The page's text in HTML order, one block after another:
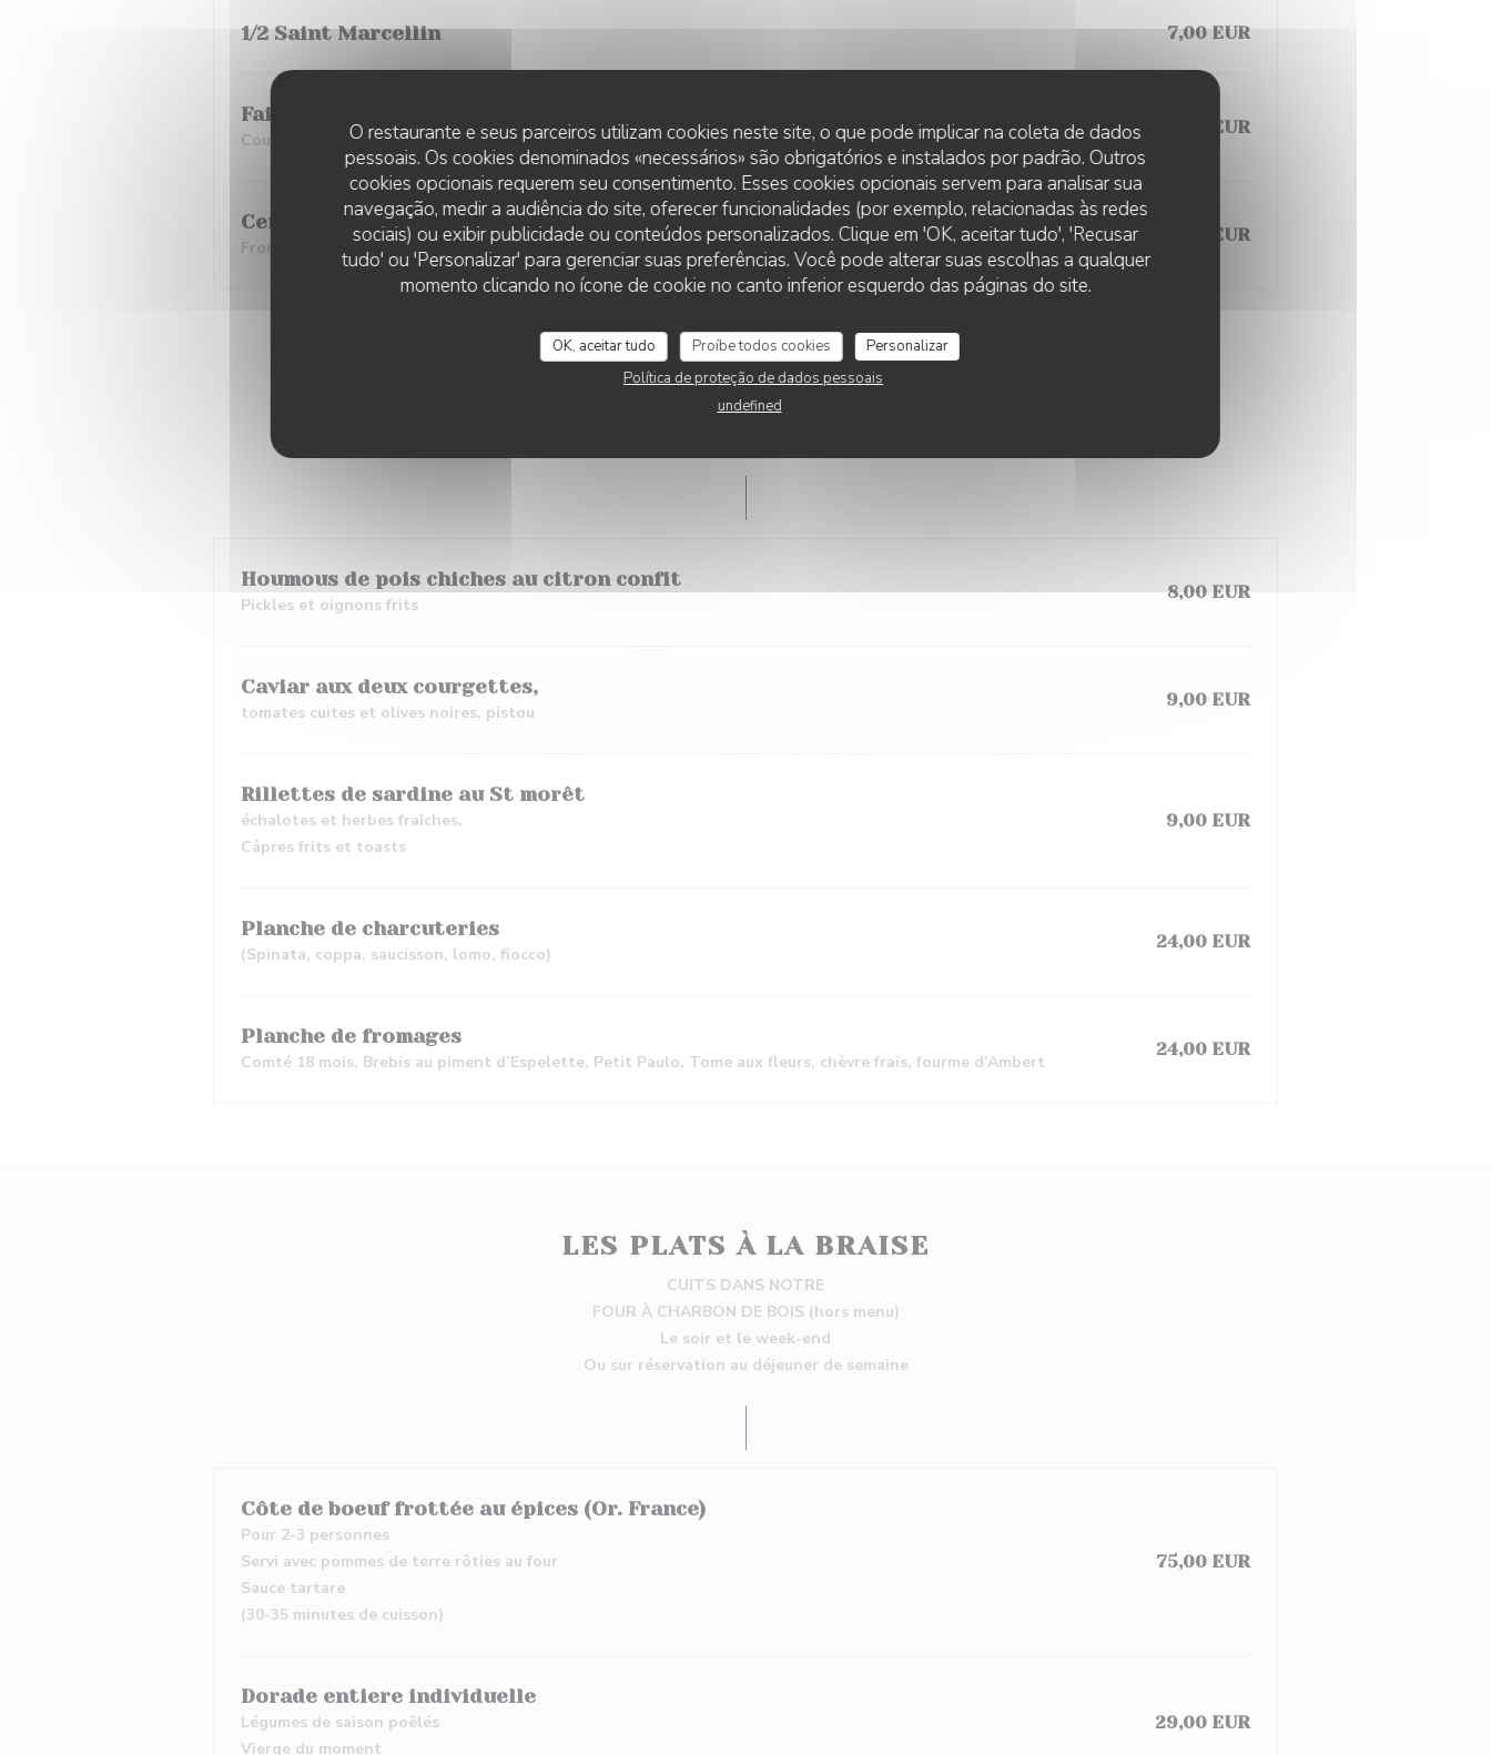
O restaurante e seus parceiros utilizam cookies neste site, o que pode implicar na coleta de dados
pessoais. Os cookies denominados «necessários» são obrigatórios e instalados por padrão. Outros
cookies opcionais requerem seu consentimento. Esses cookies opcionais servem para analisar sua
navegação, medir a audiência do site, oferecer funcionalidades (por exemplo, relacionadas às redes
sociais) ou exibir publicidade ou conteúdos personalizados. Clique em 'OK, aceitar tudo', 'Recusar
tudo' ou 'Personalizar' para gerenciar suas preferências. Você pode alterar suas escolhas a qualquer
momento clicando no ícone de cookie no canto inferior esquerdo das páginas do site.
OK, aceitar tudo Proíbe todos cookies
Personalizar
Política de proteção de dados pessoais
undefined
1/2 Saint Marcellin 7,00 EUR
Faisselle
Coulis de fruits rouges, miel ou crème
7,00 EUR
Cervelle de canuts
Fromage blanc battu, chèvre frais, persil & ciboulette, huile d’olive, ail, échalotes, sel et poivre
7,00 EUR
Houmous de pois chiches au citron confit
Pickles et oignons frits
8,00 EUR
Caviar aux deux courgettes,
tomates cuites et olives noires, pistou
9,00 EUR
Rillettes de sardine au St morêt
échalotes et herbes fraîches,
Câpres frits et toasts
9,00 EUR
Planche de charcuteries
(Spinata, coppa, saucisson, lomo, fiocco)
24,00 EUR
Planche de fromages
Comté 18 mois, Brebis au piment d’Espelette, Petit Paulo, Tome aux fleurs, chèvre frais, fourme d’Ambert
24,00 EUR
LES PLATS À LA BRAISE
CUITS DANS NOTRE
FOUR À CHARBON DE BOIS (hors menu)
Le soir et le week-end
Ou sur réservation au déjeuner de semaine
Côte de boeuf frottée au épices (Or. France)
Pour 2-3 personnes
Servi avec pommes de terre rôties au four
Sauce tartare
(30-35 minutes de cuisson)
75,00 EUR
Dorade entiere individuelle
Légumes de saison poêlés
Vierge du moment
29,00 EUR